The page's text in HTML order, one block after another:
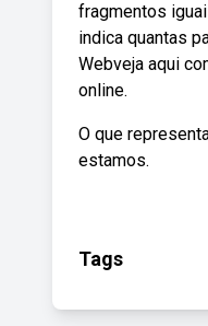
fragmentos
indica quantas
Webveja aqui
online.
O que
estamos.
Tags